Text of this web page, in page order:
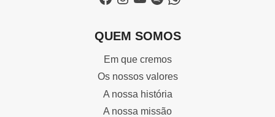
QUEM SOMOS
Em que cremos
Os nossos valores
A nossa história
A nossa missão